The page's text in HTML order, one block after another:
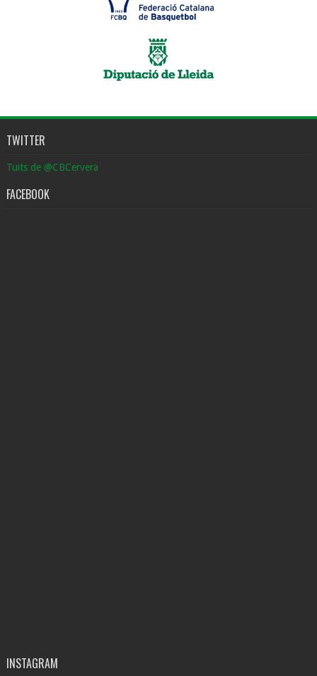
TWITTER
Tuits de @CBCervera
FACEBOOK
INSTAGRAM